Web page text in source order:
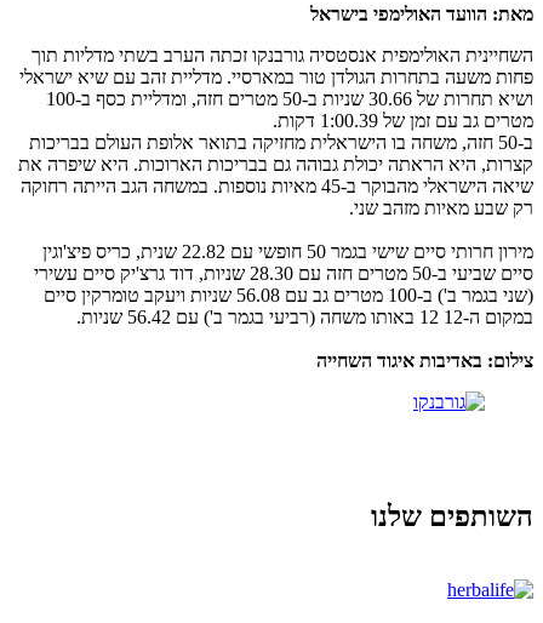
מאת: הוועד האולימפי בישראל
השחיינית האולימפית אנסטסיה גורבנקו זכתה הערב בשתי מדליות תוך
פחות משעה בתחרות הגולדן טור במארסיי. מדליית זהב עם שיא ישראלי
ושיא תחרות של 30.66 שניות ב-50 מטרים חזה, ומדליית כסף ב-100
מטרים גב עם זמן של 1:00.39 דקות.
ב-50 חזה, משחה בו הישראלית מחזיקה בתואר אלופת העולם בבריכות
קצרות, היא הראתה יכולת גבוהה גם בבריכות הארוכות. היא שיפרה את
שיאה הישראלי מהבוקר ב-45 מאיות נוספות. במשחה הגב הייתה רחוקה
רק שבע מאיות מזהב שני.
מירון חרותי סיים שישי בגמר 50 חופשי עם 22.82 שנית, כריס פיצ'וגין
סיים שביעי ב-50 מטרים חזה עם 28.30 שניות, דוד גרצ'יק סיים עשירי
(שני בגמר ב') ב-100 מטרים גב עם 56.08 שניות ויעקב טומרקין סיים
במקום ה-12 12 באותו משחה (רביעי בגמר ב') עם 56.42 שניות.
צילום: באדיבות איגוד השחייה
השותפים שלנו